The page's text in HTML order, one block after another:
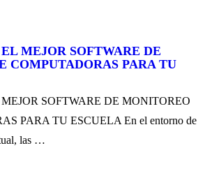
MEJOR SOFTWARE DE
COMPUTADORAS PARA TU
SOFTWARE DE MONITOREO
PARA TU ESCUELA En el entorno de
las …